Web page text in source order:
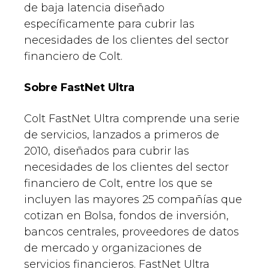
de baja latencia diseñado
específicamente para cubrir las
necesidades de los clientes del sector
financiero de Colt.
Sobre FastNet Ultra
Colt FastNet Ultra comprende una serie
de servicios, lanzados a primeros de
2010, diseñados para cubrir las
necesidades de los clientes del sector
financiero de Colt, entre los que se
incluyen las mayores 25 compañías que
cotizan en Bolsa, fondos de inversión,
bancos centrales, proveedores de datos
de mercado y organizaciones de
servicios financieros. FastNet Ultra